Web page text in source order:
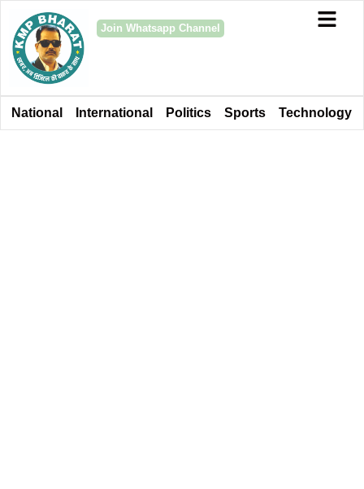
Join Whatsapp Channel
National International Politics Sports Technology